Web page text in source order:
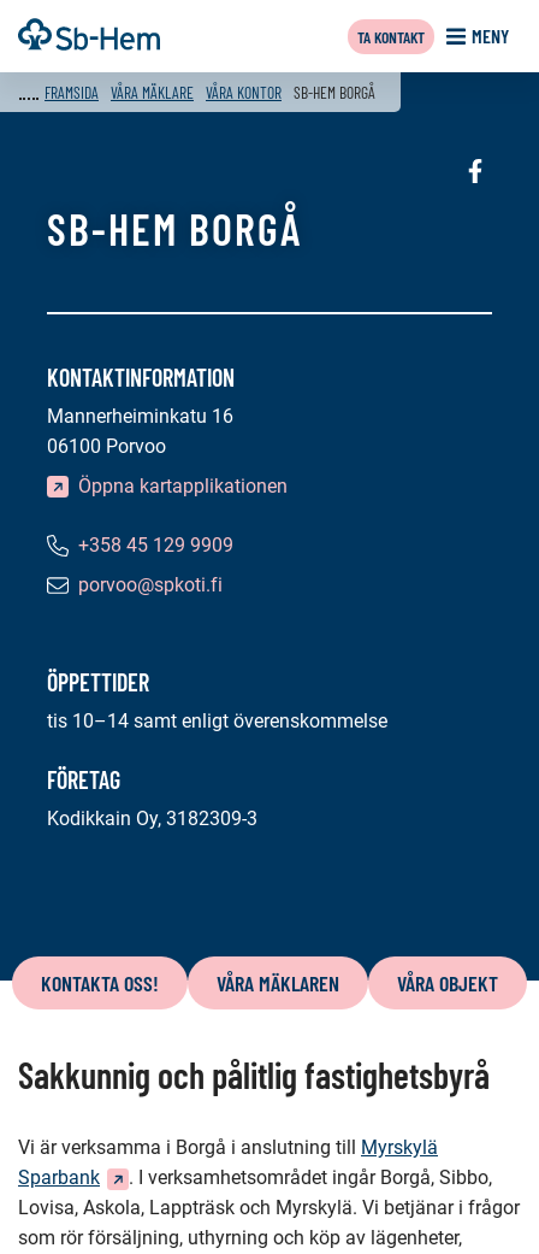
Till
innehållet
Framsida MENY
TA KONTAKT
FRAMSIDA VÅRA MÄKLARE VÅRA KONTOR SB-HEM BORGÅ
Sociala
SB-HEM BORGÅ
KONTAKTINFORMATION
Mannerheiminkatu 16
06100 Porvoo
Öppna kartapplikationen
Telefonnummer:
+358 45 129 9909
E-
porvoo@spkoti.fi
ÖPPETTIDER
tis 10–14 samt enligt överenskommelse
FÖRETAG
Kodikkain Oy, 3182309-3
på
sida
KONTAKTA OSS! VÅRA MÄKLAREN VÅRA OBJEKT
Sakkunnig och pålitlig fastighetsbyrå
Vi är verksamma i Borgå i anslutning till Myrskylä
Sparbank(Du
dirigeras
till
. I verksamhetsområdet ingår Borgå, Sibbo,
Lovisa, Askola, Lappträsk och Myrskylä. Vi betjänar i frågor
som rör försäljning, uthyrning och köp av lägenheter,